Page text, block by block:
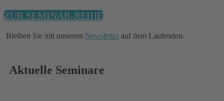
ZUR SEMINAR-REIHE
Bleiben Sie mit unserem Newsletter auf dem Laufenden.
Aktuelle Seminare